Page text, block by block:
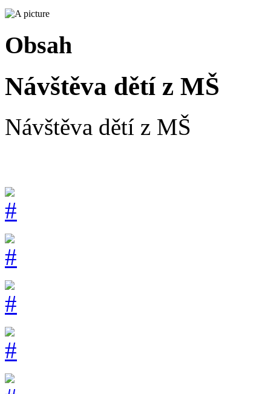
Obsah
Návštěva dětí z MŠ
Návštěva dětí z MŠ